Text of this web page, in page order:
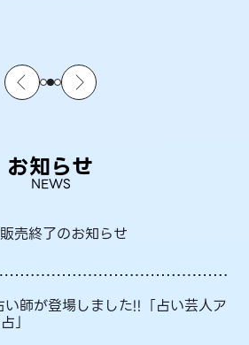
お知らせ
NEWS
売終了のお知らせ
師が登場しました!!「占い芸人ア
」